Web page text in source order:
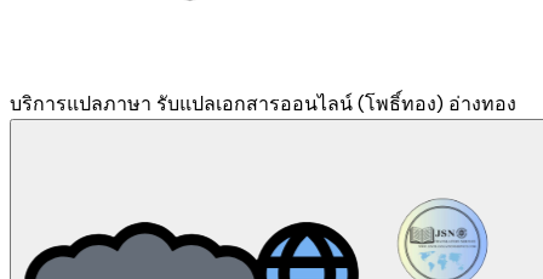
บริการแปลภาษา รับแปลเอกสารออนไลน์ (โพธิ์ทอง) อ่างทอง